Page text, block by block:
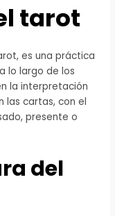
tarot
es una práctica
lo largo de los
la interpretación
las cartas, con el
presente o
del